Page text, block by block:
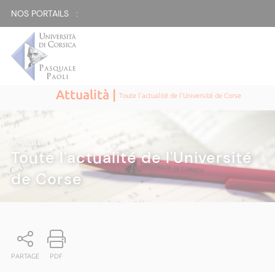
NOS PORTAILS :
Attualità |Toute l'actualité de l'Université de Corse
ATTUALITÀ|
Toute l'actualité de l'Université
de Corse
PARTAGE PDF